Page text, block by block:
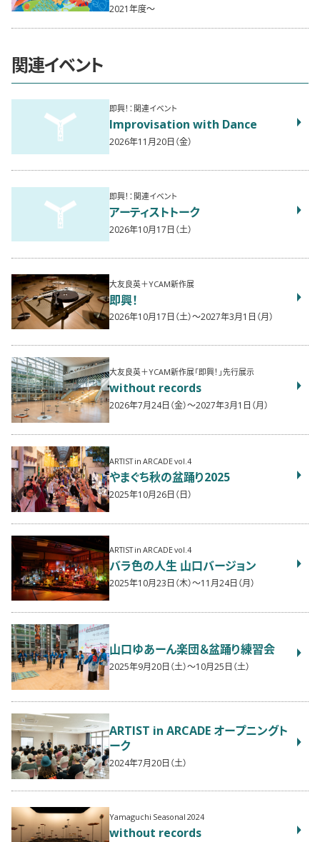
2021年度〜
関連イベント
即興！：関連イベント
Improvisation with Dance
2026年11月20日（金）
即興！：関連イベント
アーティストトーク
2026年10月17日（土）
大友良英＋YCAM新作展
即興！
2026年10月17日（土）〜2027年3月1日（月）
大友良英＋YCAM新作展「即興！」先行展示
without records
2026年7月24日（金）〜2027年3月1日（月）
ARTIST in ARCADE vol.4
やまぐち秋の盆踊り2025
2025年10月26日（日）
ARTIST in ARCADE vol.4
バラ色の人生 山口バージョン
2025年10月23日（木）〜11月24日（月）
山口ゆあーん楽団＆盆踊り練習会
2025年9月20日（土）〜10月25日（土）
ARTIST in ARCADE オープニングト
ーク
2024年7月20日（土）
Yamaguchi Seasonal 2024
without records